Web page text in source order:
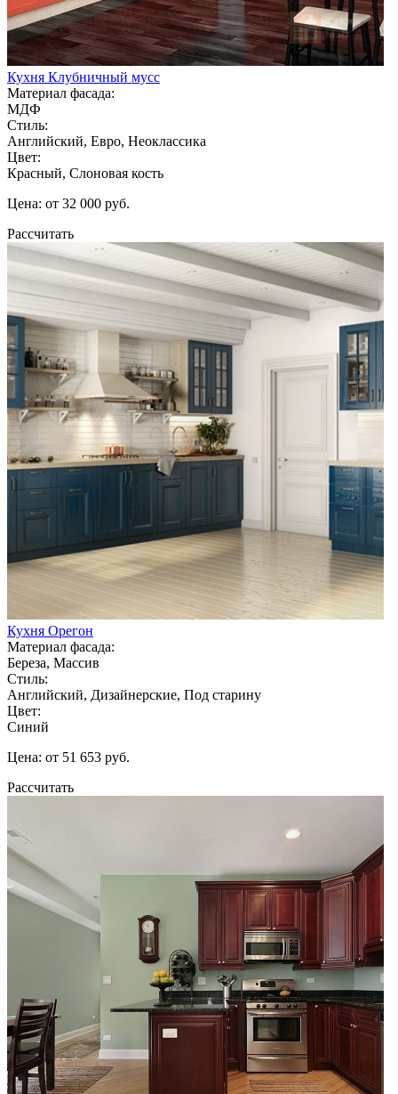
Кухня Клубничный мусс
Материал фасада:
МДФ
Стиль:
Английский, Евро, Неоклассика
Цвет:
Красный, Слоновая кость
Цена: от 32 000 руб.
Рассчитать
Кухня Орегон
Материал фасада:
Береза, Массив
Стиль:
Английский, Дизайнерские, Под старину
Цвет:
Синий
Цена: от 51 653 руб.
Рассчитать